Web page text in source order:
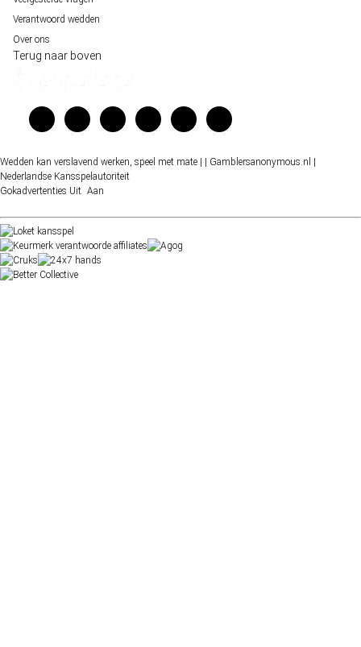
Verantwoord wedden
Over ons
Terug naar boven
Wedden kan verslavend werken, speel met mate | | Gamblersanonymous.nl |
Nederlandse Kansspelautoriteit
Gokadvertenties Uit Aan